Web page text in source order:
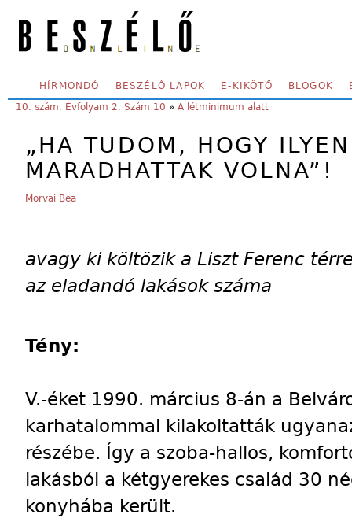
SECONDARY MENU
HÍRMONDÓ BESZÉLŐ LAPOK E-KIKÖTŐ BLOGOK
YOU ARE HERE:
10. szám, Évfolyam 2, Szám 10 » A létminimum alatt
„HA TUDOM, HOGY
MARADHATTAK VOLNA”!
Morvai Bea
avagy ki költözik a Liszt Ferenc
az eladandó lakások száma
Tény:
V.-éket 1990. március 8-án a
karhatalommal kilakoltatták
részébe. Így a szoba-hallos,
lakásból a kétgyerekes család 30
konyhába került.